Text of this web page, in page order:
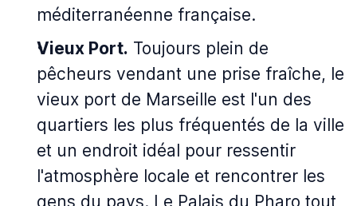
méditerranéenne française.
Vieux Port. Toujours plein de
pêcheurs vendant une prise fraîche, le
vieux port de Marseille est l'un des
quartiers les plus fréquentés de la ville
et un endroit idéal pour ressentir
l'atmosphère locale et rencontrer les
gens du pays. Le Palais du Pharo tout